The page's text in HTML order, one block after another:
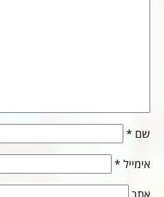
שם *
אימייל *